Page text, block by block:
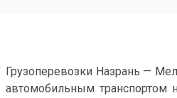
Грузоперевозки Назрань —
автомобильным транспортом